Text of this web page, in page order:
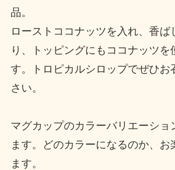
品。
ローストココナッツを入れ、香ば
り、トッピングにもココナッツを
す。トロピカルシロップでぜひお
さい。
マグカップのカラーバリエーショ
ます。どのカラーになるのか、お
ます。